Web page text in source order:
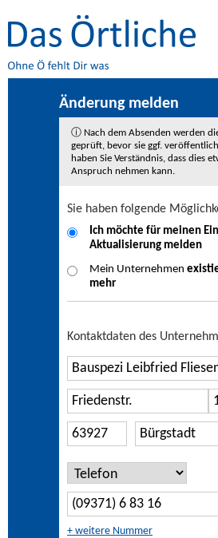
Änderung melden
ⓘ Nach dem Absenden werden
geprüft, bevor sie ggf.
haben Sie Verständnis, dass dies
Anspruch nehmen kann.
Sie haben folgende
Ich möchte für meinen
Aktualisierung melden
Mein Unternehmen
mehr
Kontaktdaten des
+ weitere Nummer